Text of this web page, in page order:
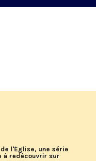
l'Église, une série
à redécouvrir sur